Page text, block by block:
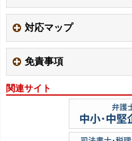
対応マップ
免責事項
関連サイト